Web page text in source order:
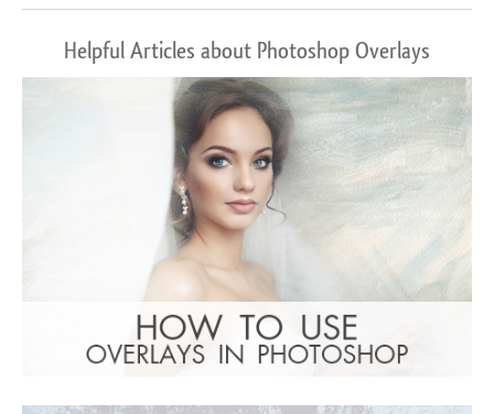
Helpful Articles about Photoshop Overlays